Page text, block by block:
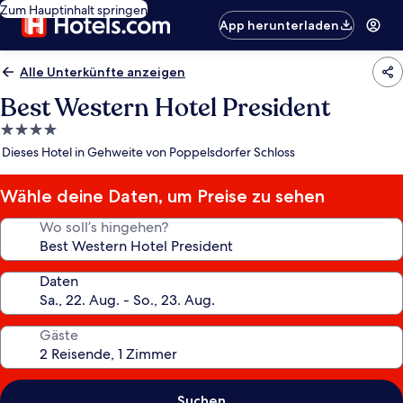
Zum Hauptinhalt springen
App herunterladen
Alle Unterkünfte anzeigen
Best Western Hotel President
4.0-
Sterne-
Dieses Hotel in Gehweite von Poppelsdorfer Schloss
Wähle deine Daten, um Preise zu sehen
Wo soll’s hingehen?
Daten
Gäste